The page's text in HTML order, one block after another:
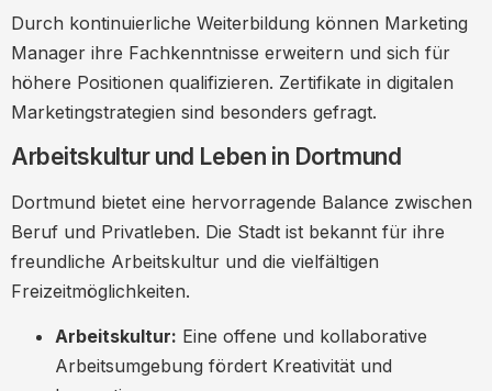
Durch kontinuierliche Weiterbildung können Marketing
Manager ihre Fachkenntnisse erweitern und sich für
höhere Positionen qualifizieren. Zertifikate in digitalen
Marketingstrategien sind besonders gefragt.
Arbeitskultur und Leben in Dortmund
Dortmund bietet eine hervorragende Balance zwischen
Beruf und Privatleben. Die Stadt ist bekannt für ihre
freundliche Arbeitskultur und die vielfältigen
Freizeitmöglichkeiten.
Arbeitskultur: Eine offene und kollaborative
Arbeitsumgebung fördert Kreativität und